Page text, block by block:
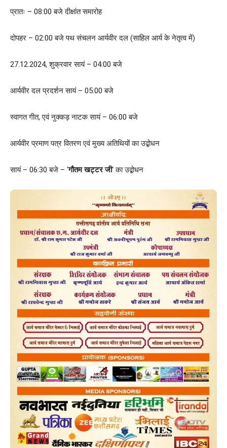
प्रातः – 08:00 बजे दीक्षांत समारोह
दोपहर – 02:00 बजे पथ संचलन आर्यवीर दल (साहिल आर्य के नेतृत्व में)
27.12.2024, शुक्रवार सायं – 04:00 बजे
आर्यवीर दल प्रदर्शन सायं – 05:00 बजे
स्वागत गीत, एवं नुक्कड़ नाटक सायं – 06:00 बजे
आर्यवीर प्रमाण पत्र वितरण एवं मुख्य अतिथियों का उ‌द्बोधन
सायं – 06:30 बजे – ‘गौतम खट्टर जी‘ का उ‌द्बोधन